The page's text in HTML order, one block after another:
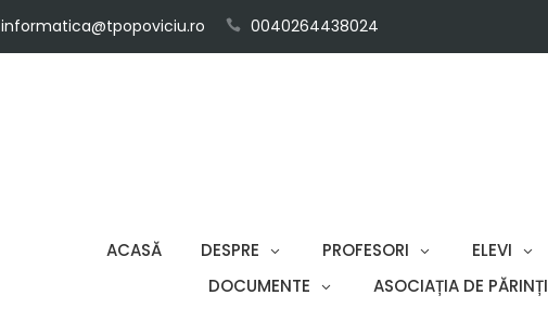
informatica@tpopoviciu.ro 0040264438024
ACASĂ DESPRE PROFESORI ELEVI
DOCUMENTE
ASOCIAȚIA DE PĂRINȚI